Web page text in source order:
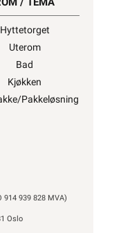
Hyttetorget
Uterom
Bad
Kjøkken
Pakkeløsning
914 939 828 MVA)
Oslo